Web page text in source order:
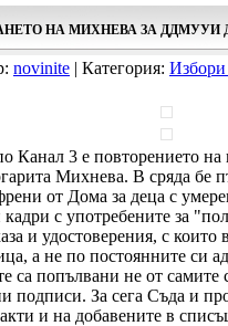
НА МИХНЕВА ЗА ДДМУУИ
novinite | Категория:
Канал 3 е повторението
Михнева. В сряда бе
от Дома за деца с
с употребените за
и удостоверения, с които
а не по постоянните си
са попълвани не от самите
подписи. За сега Съда и
и на добавените в